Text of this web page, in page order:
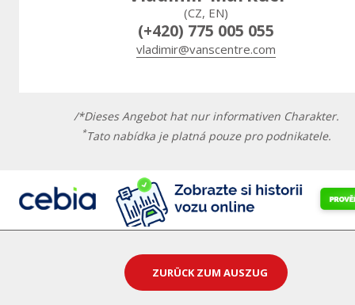
(CZ, EN)
(+420) 775 005 055
vladimir@vanscentre.com
/*Dieses Angebot hat nur informativen Charakter.
*Tato nabídka je platná pouze pro podnikatele.
ZURÜCK ZUM AUSZUG